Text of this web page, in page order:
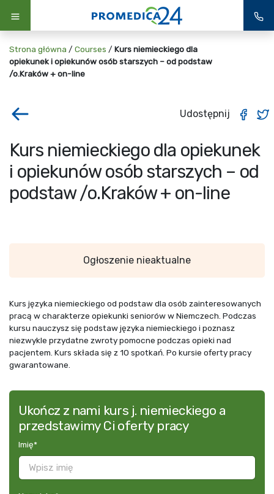
Strona główna / Courses / Kurs niemieckiego dla
opiekunek i opiekunów osób starszych – od podstaw
/o.Kraków + on-line
Udostępnij
Kurs niemieckiego dla opiekunek
i opiekunów osób starszych – od
podstaw /o.Kraków + on-line
Ogłoszenie nieaktualne
Kurs języka niemieckiego od podstaw dla osób zainteresowanych
pracą w charakterze opiekunki seniorów w Niemczech. Podczas
kursu nauczysz się podstaw języka niemieckiego i poznasz
niezwykle przydatne zwroty pomocne podczas opieki nad
pacjentem. Kurs składa się z 10 spotkań. Po kursie oferty pracy
gwarantowane.
Ukończ z nami kurs j. niemieckiego a
przedstawimy Ci oferty pracy
Imię*